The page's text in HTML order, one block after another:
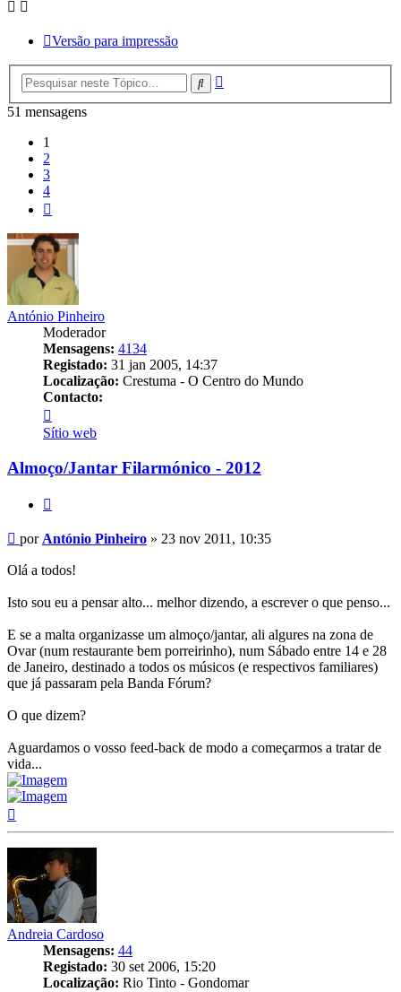
Versão para impressão
Pesquisar
51 mensagens
1
2
3
4
António Pinheiro
Moderador
Mensagens: 4134
Registado: 31 jan 2005, 14:37
Localização: Crestuma - O Centro do Mundo
Contacto:
António
Pinheiro
Sítio web
Almoço/Jantar Filarmónico - 2012
Mensagem
por António Pinheiro » 23 nov 2011, 10:35
Olá a todos!
Isto sou eu a pensar alto... melhor dizendo, a escrever o que penso...
E se a malta organizasse um almoço/jantar, ali algures na zona de
Ovar (num restaurante bem porreirinho), num Sábado entre 14 e 28
de Janeiro, destinado a todos os músicos (e respectivos familiares)
que já passaram pela Banda Fórum?
O que dizem?
Aguardamos o vosso feed-back de modo a começarmos a tratar de
vida...
Andreia Cardoso
Mensagens: 44
Registado: 30 set 2006, 15:20
Localização: Rio Tinto - Gondomar